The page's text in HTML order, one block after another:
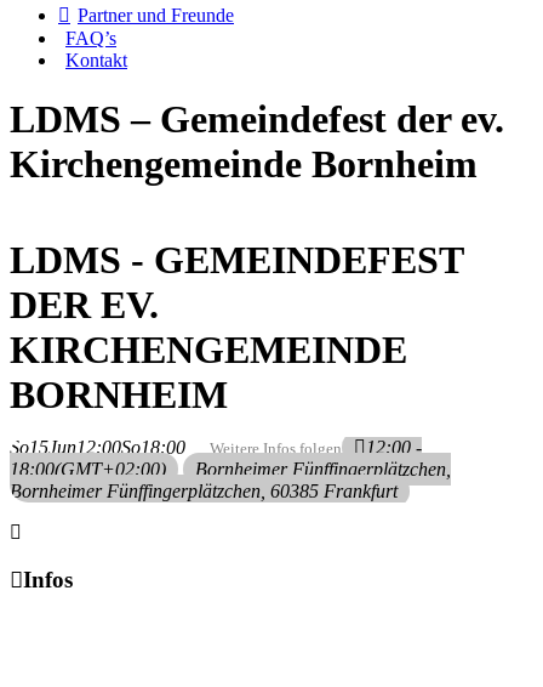
Partner und Freunde
FAQ’s
Kontakt
LDMS – Gemeindefest der ev.
Kirchengemeinde Bornheim
LDMS - GEMEINDEFEST
DER EV.
KIRCHENGEMEINDE
BORNHEIM
So15Jun12:00So18:00 Weitere Infos folgen
12:00 -
18:00(GMT+02:00) Bornheimer Fünffingerplätzchen
Bornheimer Fünffingerplätzchen, 60385 Frankfurt
Infos